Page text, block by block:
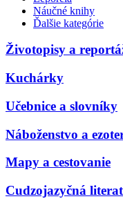
Náučné knihy
Ďalšie kategórie
Životopisy a
Kuchárky
Učebnice a slovníky
Náboženstvo a
Mapy a cestovanie
Cudzojazyčná